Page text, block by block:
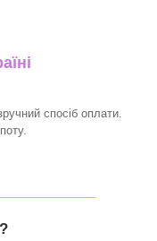
спосіб оплати.